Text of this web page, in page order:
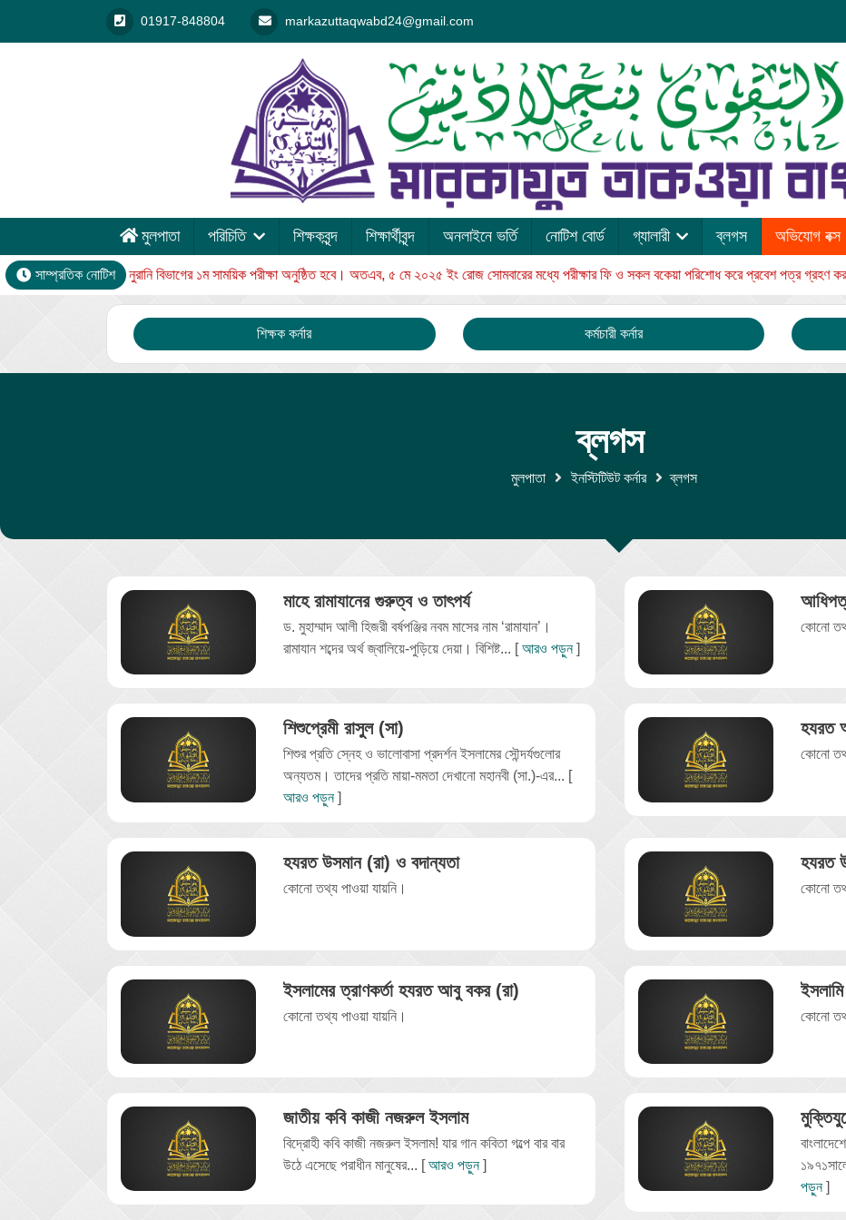
01917-848804 markazuttaqwabd24@gmail.com
মুলপাতা পরিচিতি শিক্ষকবৃন্দ শিক্ষার্থীবৃন্দ অনলাইনে ভর্তি নোটিশ বোর্ড গ্যালারী ব্লগস অভিযোগ বক্স
সাম্প্রতিক নোটিশ
রোজ বুধবার থেকে নুরানি বিভাগের ১ম সাময়িক পরীক্ষা অনুষ্ঠিত হবে। অতএব, ৫ মে ২০২৫ ইং রোজ সোমবারের মধ্যে পরীক্ষার ফি ও সকল বকেয়া পরিশোধ করে প্রবেশ পত্র গ্রহণ করতে
শিক্ষক কর্নার কর্মচারী কর্নার
ব্লগস
মুলপাতা ইনস্টিটিউট কর্নার ব্লগস
মাহে রামাযানের গুরুত্ব ও তাৎপর্য
ড. মুহাম্মাদ আলী হিজরী বর্ষপঞ্জির নবম মাসের নাম ‘রামাযান’।
রামাযান শব্দের অর্থ জ্বালিয়ে-পুড়িয়ে দেয়া। বিশিষ্ট... [আরও পড়ুন]
কোনো
শিশুপ্রেমী রাসুল (সা)
শিশুর প্রতি স্নেহ ও ভালোবাসা প্রদর্শন ইসলামের সৌন্দর্যগুলোর
অন্যতম। তাদের প্রতি মায়া-মমতা দেখানো মহানবী (সা.)-এর... [
আরও পড়ুন]
হযরত
কোনো
হযরত উসমান (রা) ও বদান্যতা
কোনো তথ্য পাওয়া যায়নি।
হযরত
কোনো
ইসলামের ত্রাণকর্তা হযরত আবু বকর (রা)
কোনো তথ্য পাওয়া যায়নি। কোনো
জাতীয় কবি কাজী নজরুল ইসলাম
বিদ্রোহী কবি কাজী নজরুল ইসলাম! যার গান কবিতা গল্পে বার বার
উঠে এসেছে পরাধীন মানুষের... [আরও পড়ুন]
পড়ুন]